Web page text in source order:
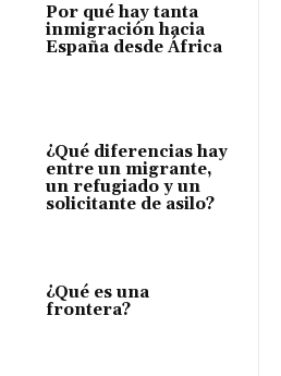
Por qué hay tanta
inmigración hacia
España desde África
¿Qué diferencias hay
entre un migrante,
un refugiado y un
solicitante de asilo?
¿Qué es una
frontera?